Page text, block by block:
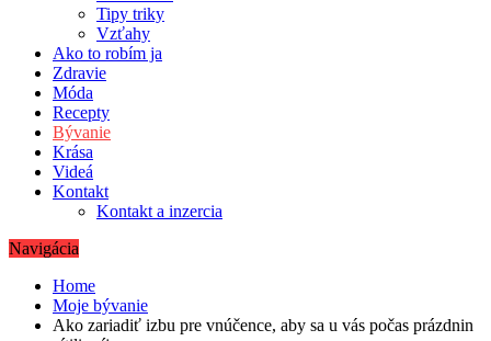
Tipy triky
Vzťahy
Ako to robím ja
Zdravie
Móda
Recepty
Bývanie
Krása
Videá
Kontakt
Kontakt a inzercia
Navigácia
Home
Moje bývanie
Ako zariadiť izbu pre vnúčence, aby sa u vás počas prázdnin